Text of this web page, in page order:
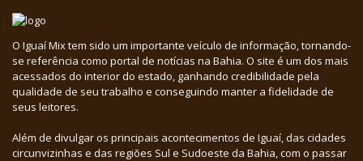
O Iguaí Mix tem sido um importante veículo de informação, tornando-
se referência como portal de notícias na Bahia. O site é um dos mais
acessados do interior do estado, ganhando credibilidade pela
qualidade de seu trabalho e conseguindo manter a fidelidade de
seus leitores.
Além de divulgar os principais acontecimentos de Iguaí, das cidades
circunvizinhas e das regiões Sul e Sudoeste da Bahia, com o passar